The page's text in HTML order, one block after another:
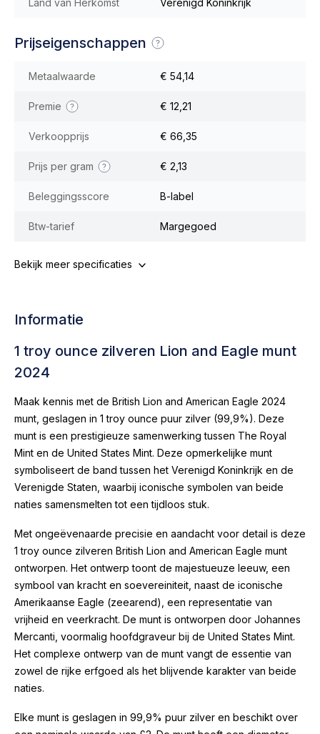
Land van Herkomst Verenigd Koninkrijk
Prijseigenschappen
Metaalwaarde € 54,14
Premie € 12,21
Verkoopprijs € 66,35
Prijs per gram € 2,13
Beleggingsscore B-label
Btw-tarief Margegoed
Bekijk meer specificaties
Informatie
1 troy ounce zilveren Lion and Eagle munt
2024
Maak kennis met de British Lion and American Eagle 2024
munt, geslagen in 1 troy ounce puur zilver (99,9%). Deze
munt is een prestigieuze samenwerking tussen The Royal
Mint en de United States Mint. Deze opmerkelijke munt
symboliseert de band tussen het Verenigd Koninkrijk en de
Verenigde Staten, waarbij iconische symbolen van beide
naties samensmelten tot een tijdloos stuk.
Met ongeëvenaarde precisie en aandacht voor detail is deze
1 troy ounce zilveren British Lion and American Eagle munt
ontworpen. Het ontwerp toont de majestueuze leeuw, een
symbool van kracht en soevereiniteit, naast de iconische
Amerikaanse Eagle (zeearend), een representatie van
vrijheid en veerkracht. De munt is ontworpen door Johannes
Mercanti, voormalig hoofdgraveur bij de United States Mint.
Het complexe ontwerp van de munt vangt de essentie van
zowel de rijke erfgoed als het blijvende karakter van beide
naties.
Elke munt is geslagen in 99,9% puur zilver en beschikt over